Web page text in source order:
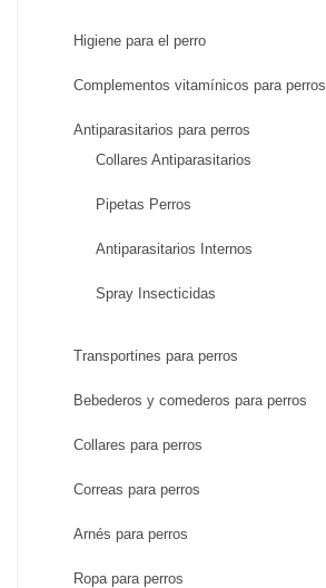
Higiene para el perro
Complementos vitamínicos para perros
Antiparasitarios para perros
Collares Antiparasitarios
Pipetas Perros
Antiparasitarios Internos
Spray Insecticidas
Transportines para perros
Bebederos y comederos para perros
Collares para perros
Correas para perros
Arnés para perros
Ropa para perros